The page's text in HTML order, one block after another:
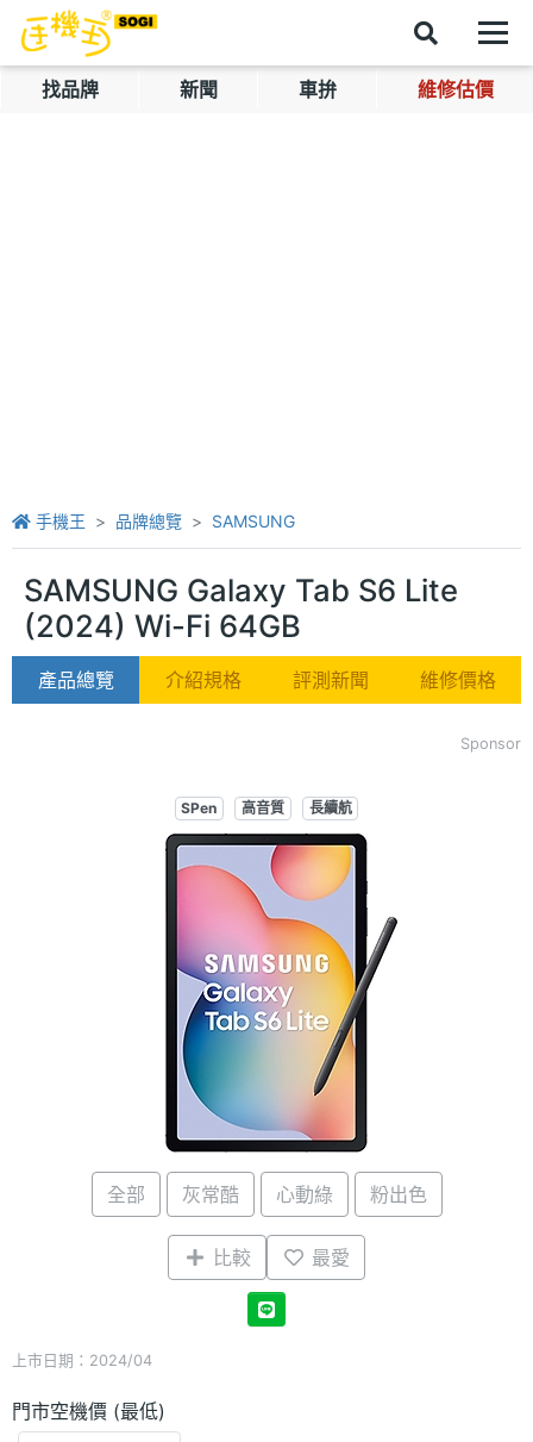
找品牌 新聞 車拚 維修估價
手機王 品牌總覽 SAMSUNG
SAMSUNG Galaxy Tab S6 Lite
(2024) Wi-Fi 64GB
產品總覽 介紹規格 評測新聞 維修價格
Sponsor
SPen 高音質 長續航
全部 灰常酷 心動綠 粉出色
比較 最愛
上市日期：2024/04
門市空機價 (最低)